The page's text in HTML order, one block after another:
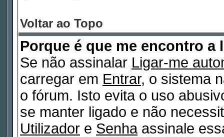
Voltar ao Topo
Porque é que me encontro
Se não assinalar Ligar-me
carregar em Entrar, o sistema
o fórum. Isto evita o uso
se manter ligado e não
Utilizador e Senhaassinale